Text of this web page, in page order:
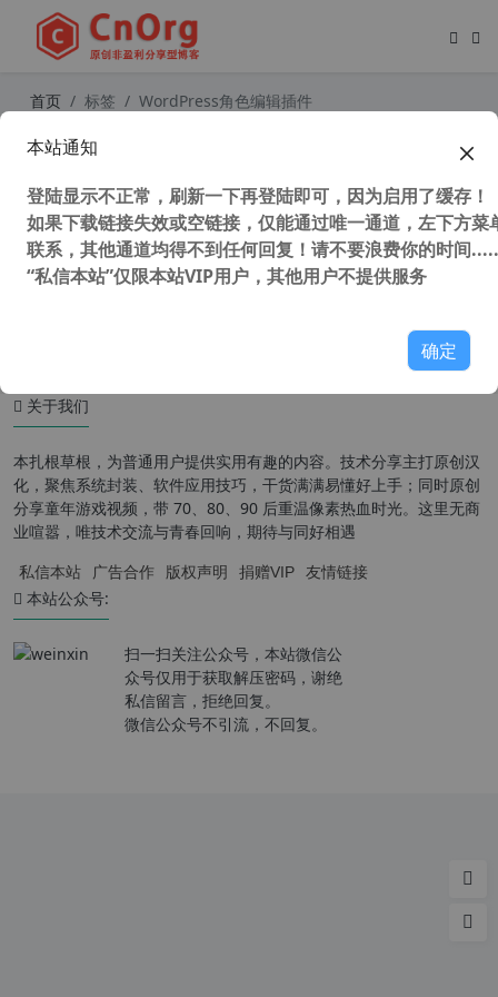
首页 标签 WordPress角色编辑插件
独家汉化WordPress用户角色管理插
新到v1.6.4】
关于我们
本扎根草根，为普通用户提供实用有趣的内容。技术分享主打原创汉
化，聚焦系统封装、软件应用技巧，干货满满易懂好上手；同时原创
分享童年游戏视频，带 70、80、90 后重温像素热血时光。这里无商
业喧嚣，唯技术交流与青春回响，期待与同好相遇
私信本站 广告合作 版权声明 捐赠VIP 友情链接
本站公众号:
扫一扫关注公众号，本站微信公
众号仅用于获取解压密码，谢绝
私信留言，拒绝回复。
微信公众号不引流，不回复。
本站通知
登陆显示不正常，刷新一下再登陆即可，因为启用了缓存！
如果下载链接失效或空链接，仅能通过唯一通道，左下方菜
联系，其他通道均得不到任何回复！请不要浪费你的时间
“私信本站”仅限本站VIP用户，其他用户不提供服务
确定